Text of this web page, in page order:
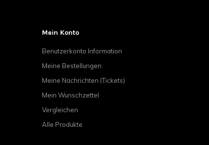
Mein Konto
Benutzerkonto Information
Meine Bestellungen
Meine Nachrichten (Tickets)
Mein Wunschzettel
Vergleichen
Alle Produkte